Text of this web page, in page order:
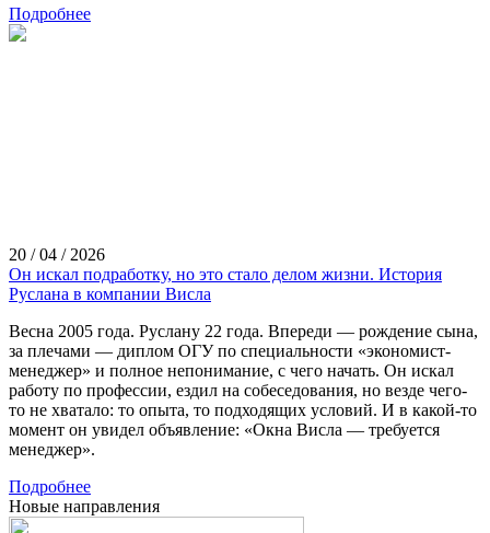
Подробнее
20 / 04 / 2026
Он искал подработку, но это стало делом жизни. История
Руслана в компании Висла
Весна 2005 года. Руслану 22 года. Впереди — рождение сына,
за плечами — диплом ОГУ по специальности «экономист-
менеджер» и полное непонимание, с чего начать. Он искал
работу по профессии, ездил на собеседования, но везде чего-
то не хватало: то опыта, то подходящих условий. И в какой-то
момент он увидел объявление: «Окна Висла — требуется
менеджер».
Подробнее
Новые направления